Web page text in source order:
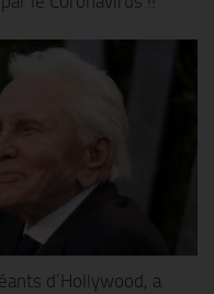
d’Hollywood, a